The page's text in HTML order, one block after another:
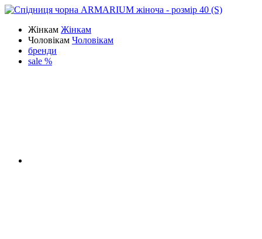
Жінкам Жінкам
Чоловікам Чоловікам
бренди
sale %